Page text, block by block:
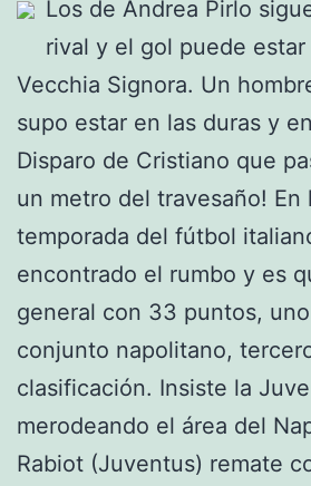
Los de Andrea Pirlo
rival y el gol puede estar
Vecchia Signora. Un
supo estar en las duras y
Disparo de Cristiano que
un metro del travesaño! En
temporada del fútbol
encontrado el rumbo y es
general con 33 puntos,
conjunto napolitano,
clasificación. Insiste la
merodeando el área del
Rabiot (Juventus) remate